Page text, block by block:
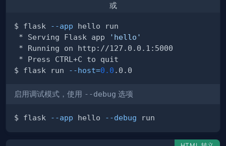
或
$ flask --app
* Serving Flask app
'hello'
$ flask run
--host=0.0
启用调试模式，使用 --debug 选项
$ flask --app hello --debug